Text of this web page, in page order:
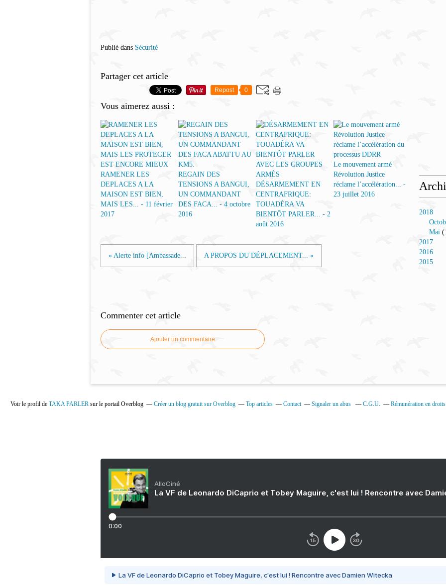
Publié dans Sécurité
Partager cet article
Repost 0
Vous aimerez aussi :
RAMENER LES
DEPLACES A LA
MAISON EST BIEN,
MAIS LES... - 11 février
2017
REGAIN DES
TENSIONS A BANGUI,
UN COMMANDANT
DES FACA... - 4 octobre
2016
DÉSARMEMENT EN
CENTRAFRIQUE:
TOUADÉRA VA
BIENTÔT PARLER... - 2
août 2016
Le mouvement armé
Révolution Justice
réclame l’accélération... -
23 juillet 2016
« Alerte info [Ambassade... A PROPOS DU DÉPLACEMENT... »
Commenter cet article
Ajouter un commentaire
2018
Mai
2017
2016
2015
Voir le profil de TAKA PARLERsur le portail Overblog Créer un blog gratuit sur Overblog Top articles Contact Signaler un abus C.G.U. Rémunération en
AlloCiné
La VF de Leonardo DiCaprio et Tobey Maguire, c'est lui ! Rencontre avec
0:00
La VF de Leonardo DiCaprio et Tobey Maguire, c'est lui ! Rencontre avec Damien Witecka